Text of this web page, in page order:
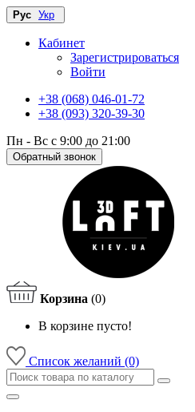
Рус Укр
Кабинет
Зарегистрироваться
Войти
+38 (068) 046-01-72
+38 (093) 320-39-30
Пн - Вс с 9:00 до 21:00
Обратный звонок
Корзина (0)
В корзине пусто!
Список желаний (0)